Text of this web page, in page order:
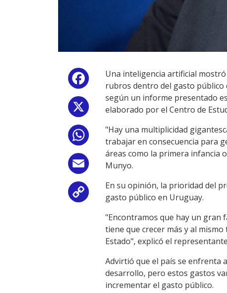
Facebook
WhatsApp
Email
Copy
Link
Una inteligencia artificial
rubros dentro del gasto público
según un informe presentado
elaborado por el Centro de
"Hay una multiplicidad
trabajar en consecuencia para
áreas como la primera infancia
Munyo.
En su opinión, la prioridad del
gasto público en Uruguay.
"Encontramos que hay un gran
tiene que crecer más y al
Estado", explicó el
Advirtió que el país se enfrenta
desarrollo, pero estos gastos
incrementar el gasto público.